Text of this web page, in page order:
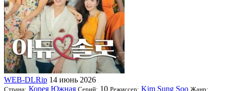
WEB-DLRip 14 июнь 2026
Страна: Корея Южная Серий: 10 Режиссер: Kim Sung Soo Жанр: